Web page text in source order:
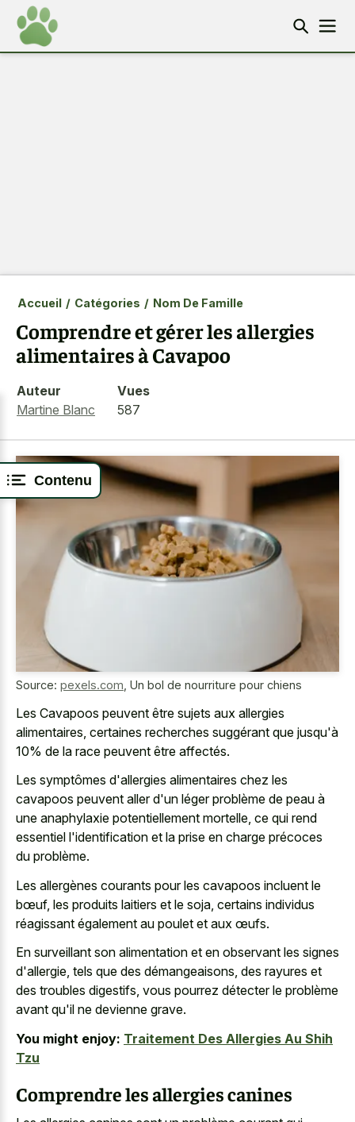
Contenu
Accueil / Catégories / Nom De Famille
Comprendre et gérer les allergies
alimentaires à Cavapoo
Auteur
Martine Blanc
Vues
587
Source: pexels.com Un bol de nourriture pour chiens
Les Cavapoos peuvent être sujets aux allergies
alimentaires, certaines recherches suggérant que jusqu'à
10% de la race peuvent être affectés.
Les symptômes d'allergies alimentaires chez les
cavapoos peuvent aller d'un léger problème de peau à
une anaphylaxie potentiellement mortelle, ce qui rend
essentiel l'identification et la prise en charge précoces
du problème.
Les allergènes courants pour les cavapoos incluent le
bœuf, les produits laitiers et le soja, certains individus
réagissant également au poulet et aux œufs.
En surveillant son alimentation et en observant les signes
d'allergie, tels que des démangeaisons, des rayures et
des troubles digestifs, vous pourrez détecter le problème
avant qu'il ne devienne grave.
You might enjoy: Traitement Des Allergies Au Shih
Tzu
Comprendre les allergies canines